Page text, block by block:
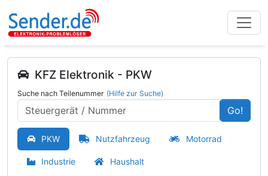
KFZ Elektronik - PKW
Suche nach Teilenummer (Hilfe zur Suche)
Go!
PKW Nutzfahrzeug Motorrad
Industrie Haushalt